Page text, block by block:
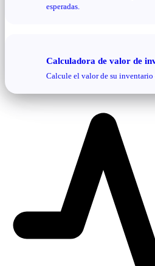
esperadas.
Calculadora de valor de
Calcule el valor de su inventario